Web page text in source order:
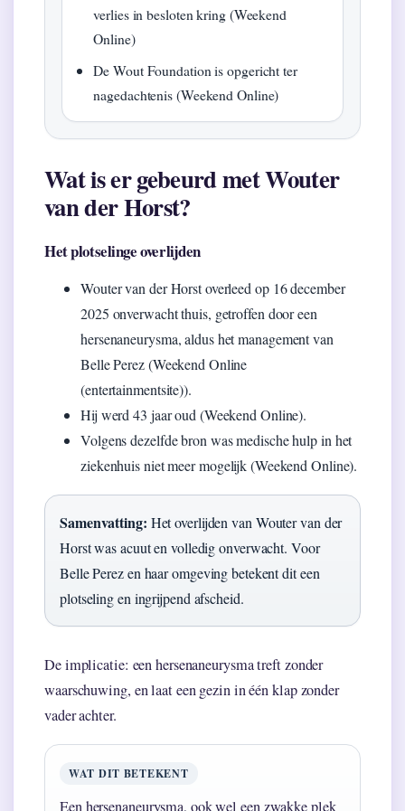
verlies in besloten kring (Weekend
Online)
De Wout Foundation is opgericht ter
nagedachtenis (Weekend Online)
Wat is er gebeurd met Wouter
van der Horst?
Het plotselinge overlijden
Wouter van der Horst overleed op 16 december
2025 onverwacht thuis, getroffen door een
hersenaneurysma, aldus het management van
Belle Perez (Weekend Online
(entertainmentsite)).
Hij werd 43 jaar oud (Weekend Online).
Volgens dezelfde bron was medische hulp in het
ziekenhuis niet meer mogelijk (Weekend Online).
Samenvatting: Het overlijden van Wouter van der
Horst was acuut en volledig onverwacht. Voor
Belle Perez en haar omgeving betekent dit een
plotseling en ingrijpend afscheid.
De implicatie: een hersenaneurysma treft zonder
waarschuwing, en laat een gezin in één klap zonder
vader achter.
WAT DIT BETEKENT
Een hersenaneurysma, ook wel een zwakke plek